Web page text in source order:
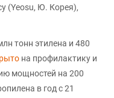
(Yeosu, Ю. Корея),
тонн этилена и 480
на профилактику и
мощностей на 200
в год с 21